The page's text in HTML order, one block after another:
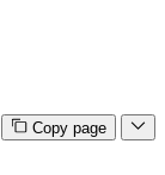
Copy page